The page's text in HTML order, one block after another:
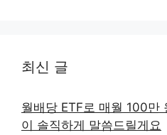
최신 글
월배당 ETF로 매월 100만
이 솔직하게 말씀드릴게요